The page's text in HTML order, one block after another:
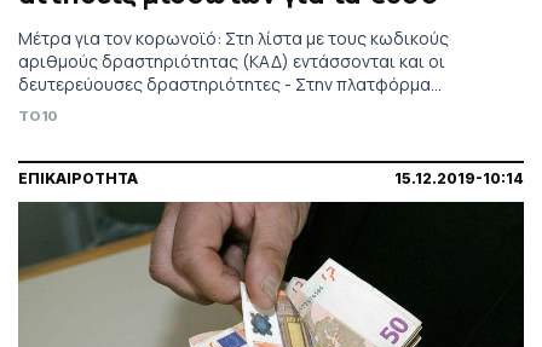
Μέτρα για τον κορωνοϊό: Στη λίστα με τους κωδικούς
αριθμούς δραστηριότητας (ΚΑΔ) εντάσσονται και οι
δευτερεύουσες δραστηριότητες - Στην πλατφόρμα
supportemployees.yeka.gr οι αιτήσεις των μισθωτών
TO10
ΕΠΙΚΑΙΡΟΤΗΤΑ 15.12.2019-10:14